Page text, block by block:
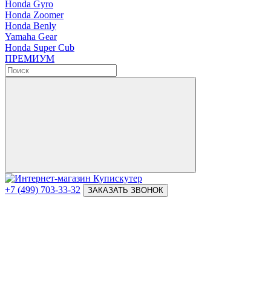
Honda Gyro
Honda Zoomer
Honda Benly
Yamaha Gear
Honda Super Cub
ПРЕМИУМ
+7 (499) 703-33-32 ЗАКАЗАТЬ ЗВОНОК